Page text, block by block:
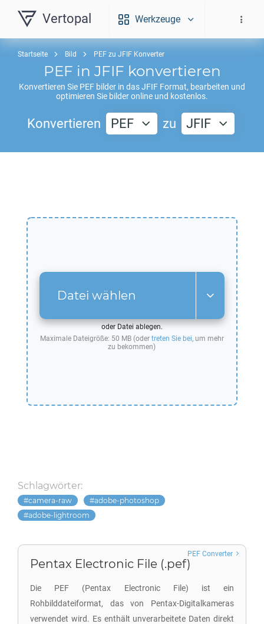
Vertopal Werkzeuge
Startseite Bild PEF zu JFIF Konverter
PEF in JFIF konvertieren
Konvertieren Sie PEF bilder in dasJFIF Format, bearbeiten und
optimieren Sie bilder online und kostenlos.
Konvertieren PEF zu JFIF
Datei wählen
oder Datei ablegen.
Maximale Dateigröße: 50 MB (oder treten Sie bei, um mehr
zu bekommen)
Schlagwörter:
camera-raw
adobe-photoshop
adobe-lightroom
Pentax Electronic File (.pef)
Die PEF (Pentax Electronic File) ist ein
Rohbilddateiformat, das von Pentax-Digitalkameras
verwendet wird. Es enthält unverarbeitete Daten direkt
PEF Converter